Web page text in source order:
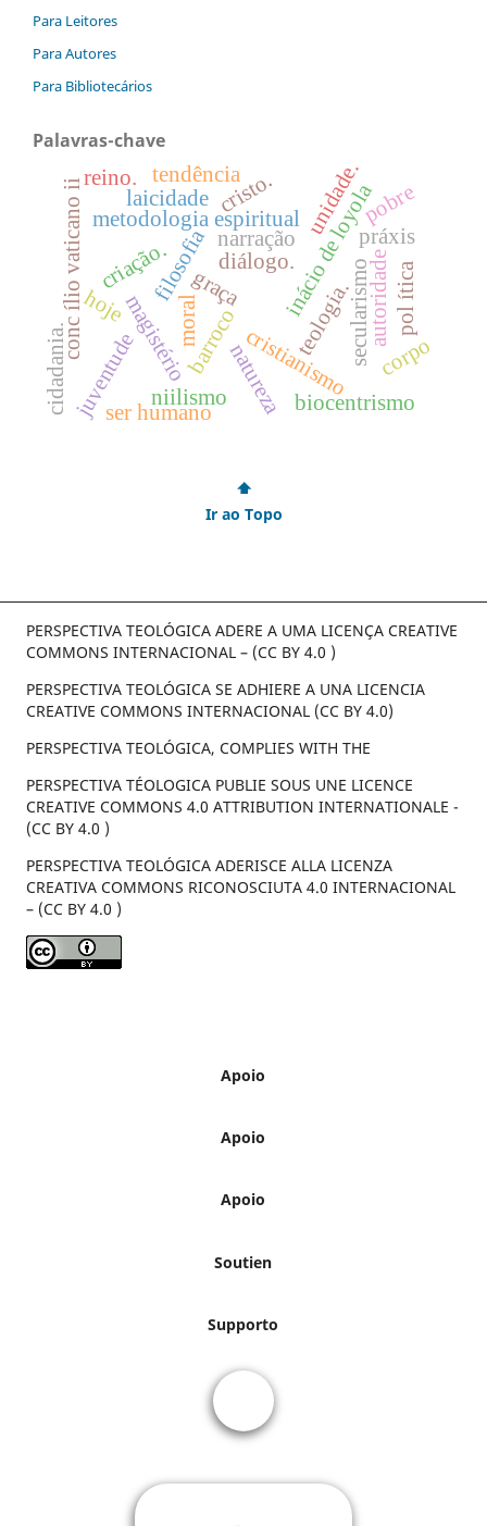
Para Leitores
Para Autores
Para Bibliotecários
Palavras-chave
cristianismo
graça
diálogo.inácio de loyola
narração
metodologia espiritual
barroconatureza
filosofia
magistério teologia.
niilismo
secularismo
biocentrismo
criação.
juventude
moral autoridade
corpo
pol ítica
cristo.
práxis
pobre
conc ílio vaticano ii unidade.
laicidade
cidadania. ser humano
tendência
hoje
reino.
⬆
Ir ao Topo
PERSPECTIVA TEOLÓGICA ADERE A UMA LICENÇA CREATIVE
COMMONS INTERNACIONAL – (CC BY 4.0 )
PERSPECTIVA TEOLÓGICA SE ADHIERE A UNA LICENCIA
CREATIVE COMMONS INTERNACIONAL (CC BY 4.0)
PERSPECTIVA TEOLÓGICA, COMPLIES WITH THE
PERSPECTIVA TÉOLOGICA PUBLIE SOUS UNE LICENCE
CREATIVE COMMONS 4.0 ATTRIBUTION INTERNATIONALE -
(CC BY 4.0 )
PERSPECTIVA TEOLÓGICA ADERISCE ALLA LICENZA
CREATIVA COMMONS RICONOSCIUTA 4.0 INTERNACIONAL
– (CC BY 4.0 )
Apoio
Apoio
Apoio
Soutien
Supporto